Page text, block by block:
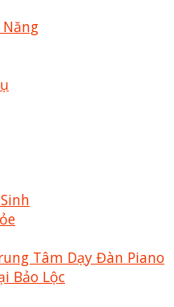
Tâm Dạy Đàn Piano
Bảo Lộc